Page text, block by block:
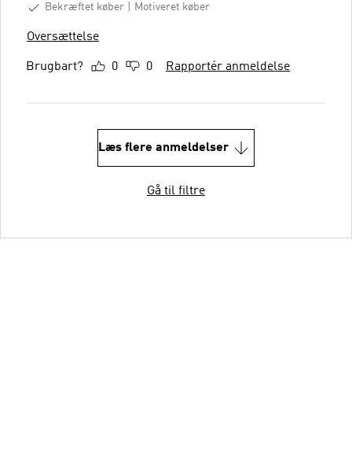
Bekræftet køber
Motiveret køber
Oversættelse
Brugbart? 0 0 Rapportér anmeldelse
Læs flere anmeldelser
Gå til filtre